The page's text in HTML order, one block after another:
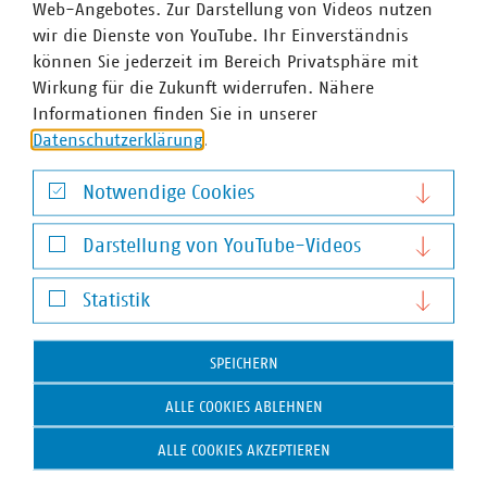
sortenrein getrennt ist.
Jubiläumsseite: 75 Jahre VKU
In diesem Jahr feiert der VKU 75-jährigen
Geburtstag.
Web-Angebotes. Zur Darstellung von Videos nutzen
wir die Dienste von YouTube. Ihr Einverständnis
können Sie jederzeit im Bereich Privatsphäre mit
Wirkung für die Zukunft widerrufen. Nähere
Informationen finden Sie in unserer
Datenschutzerklärung
Notwendige Cookies
Notwendige Cookies
Darstellung von YouTube-Videos
Darstellung von YouTube-Videos
Statistik
Statistik
SPEICHERN
ALLE COOKIES ABLEHNEN
ALLE COOKIES AKZEPTIEREN